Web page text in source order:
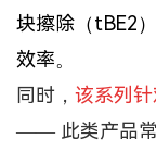
块擦除（tBE2
效率。
同时， 该系列
—— 此类产品常